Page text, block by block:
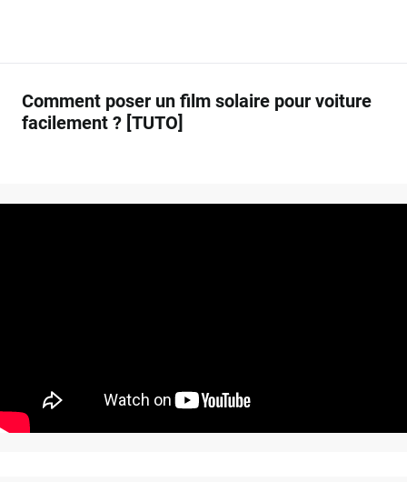
Comment poser un film solaire pour voiture
facilement ? [TUTO]